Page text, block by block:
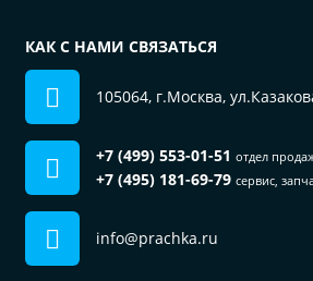
КАК С НАМИ СВЯЗАТЬСЯ
105064, г.Москва,
+7 (499) 553-01-51 отдел
+7 (495) 181-69-79 сервис,
info@prachka.ru